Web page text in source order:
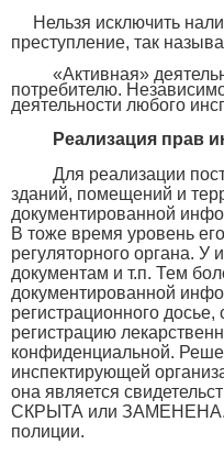
Нельзя исключить
преступление, так
«Активная»
потребителю.
деятельности любого
Реализация прав
Для реализации
зданий, помещений и
документированной
В тоже время уровень
регуляторного органа.
документам и т.п. Тем
документированной
регистрационного
регистрацию
конфиденциальной.
инспектирующей
она является
СКРЫТА или ЗАМЕНЕНА.
полиции.